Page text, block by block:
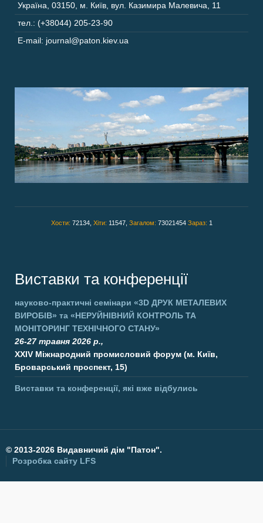
Україна 03150 м. Київ, вул. Казимира Малевича, 11
тел.: (+38044) 205-23-90
E-mail: journal@paton.kiev.ua
Хости: 72134, Хіти: 11547, Загалом: 73021454 Зараз: 1
Виставки та конференції
науково-практичні семінари «3D ДРУК МЕТАЛЕВИХ
ВИРОБІВ» та «НЕРУЙНІВНИЙ КОНТРОЛЬ ТА
МОНІТОРИНГ ТЕХНІЧНОГО СТАНУ»
26-27 травня 2026 р.,
XXIV Міжнародний промисловий форум (м. Київ,
Броварський проспект, 15)
Виставки та конференції, які вже відбулись
© 2013-2026 Видавничий дім "Патон".
Розробка сайту LFS